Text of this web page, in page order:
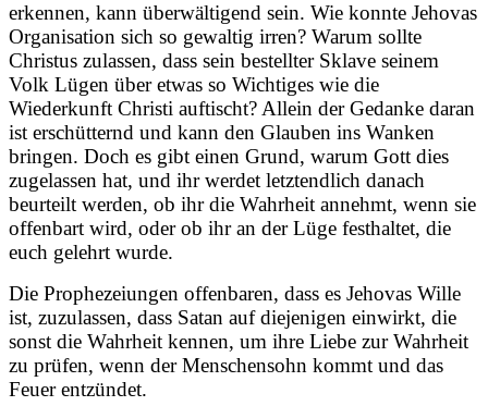
erkennen, kann überwältigend sein. Wie konnte Jehovas
Organisation sich so gewaltig irren? Warum sollte
Christus zulassen, dass sein bestellter Sklave seinem
Volk Lügen über etwas so Wichtiges wie die
Wiederkunft Christi auftischt? Allein der Gedanke daran
ist erschütternd und kann den Glauben ins Wanken
bringen. Doch es gibt einen Grund, warum Gott dies
zugelassen hat, und ihr werdet letztendlich danach
beurteilt werden, ob ihr die Wahrheit annehmt, wenn sie
offenbart wird, oder ob ihr an der Lüge festhaltet, die
euch gelehrt wurde.
Die Prophezeiungen offenbaren, dass es Jehovas Wille
ist, zuzulassen, dass Satan auf diejenigen einwirkt, die
sonst die Wahrheit kennen, um ihre Liebe zur Wahrheit
zu prüfen, wenn der Menschensohn kommt und das
Feuer entzündet.